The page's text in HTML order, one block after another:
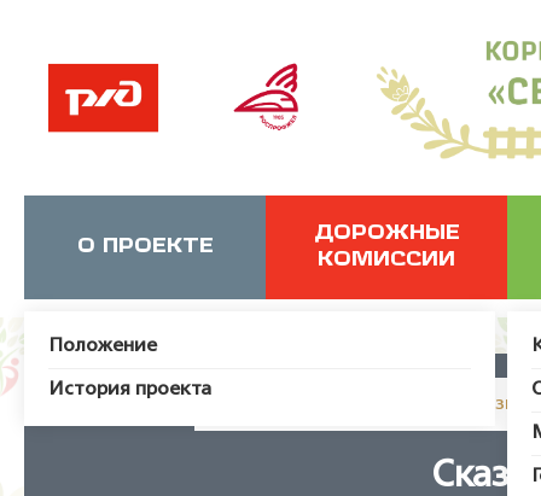
О ПРОЕКТЕ
Положение
История проекта
ДОРОЖНЫЕ
КОМИССИИ
JUser: :_load: Не удалось